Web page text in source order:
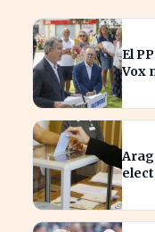
El
Vox